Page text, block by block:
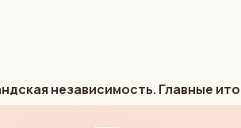
независимость. Главные